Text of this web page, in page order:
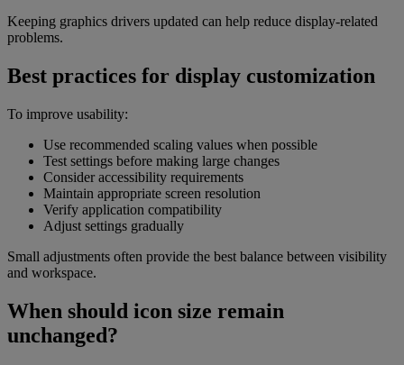
Keeping graphics drivers updated can help reduce display-related
problems.
Best practices for display customization
To improve usability:
Use recommended scaling values when possible
Test settings before making large changes
Consider accessibility requirements
Maintain appropriate screen resolution
Verify application compatibility
Adjust settings gradually
Small adjustments often provide the best balance between visibility
and workspace.
When should icon size remain
unchanged?